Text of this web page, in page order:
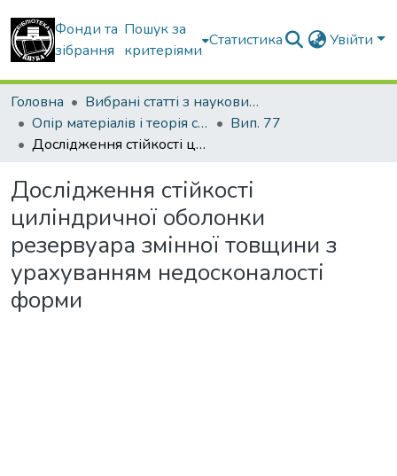
Фонди та
зібрання
Пошук за
критеріями
Статистика Увійти
Головна
Вибрані статті з наукових збірників КНУБА
Опір матеріалів і теорія споруд
Вип. 77
Дослідження стійкості циліндричної оболонки резервуара змінної товщини з урахуванням недосконалості форми
Дослідження стійкості
циліндричної оболонки
резервуара змінної товщини з
урахуванням недосконалості
форми